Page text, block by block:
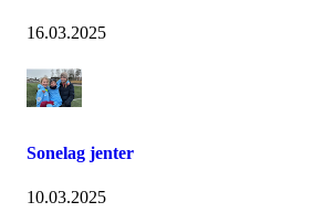
16.03.2025
Sonelag jenter
10.03.2025